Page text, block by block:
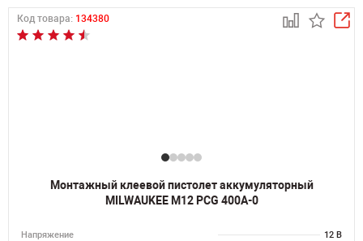
Код товара: 134380
Монтажный клеевой пистолет аккумуляторный
MILWAUKEE M12 PCG 400A-0
Напряжение
12 В